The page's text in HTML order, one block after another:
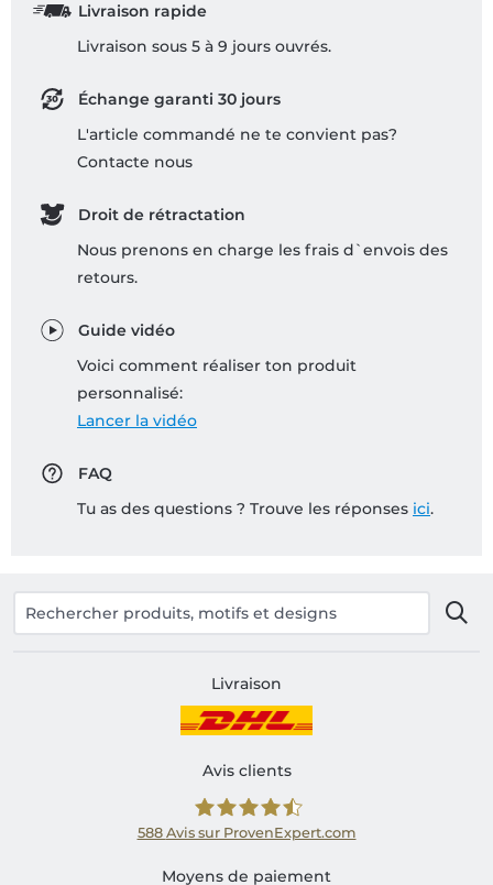
Livraison rapide
Livraison sous 5 à 9 jours ouvrés.
Échange garanti 30 jours
L'article commandé ne te convient pas?
Contacte nous
Droit de rétractation
Nous prenons en charge les frais d`envois des
retours.
Guide vidéo
Voici comment réaliser ton produit
personnalisé:
Lancer la vidéo
FAQ
Tu as des questions ? Trouve les réponses ici.
Livraison
Avis clients
Shirtinator FR
588 Avis sur ProvenExpert.com
Moyens de paiement